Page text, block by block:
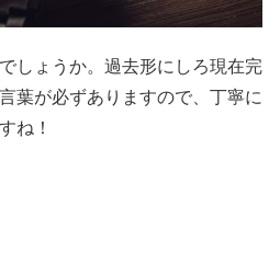
しょうか。過去形にしろ現在完
葉が必ずありますので、丁寧に
ね！